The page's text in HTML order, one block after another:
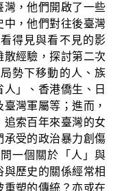
灣，他們開啟了一些
，他們對往後臺灣
得見與看不見的影
經驗，探討第二次
勢下移動的人、族
」、香港僑生、日
灣軍屬等；進而，
追索百年來臺灣的女
承受的政治暴力創傷
一個關於「人」與
與歷史的關係經常相
塑的傳統？亦或在